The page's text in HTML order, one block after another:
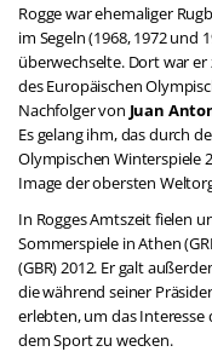
Rogge war ehemaliger
im Segeln (1968, 1972 und
überwechselte. Dort war
des Europäischen
Nachfolger von Juan
Es gelang ihm, das durch
Olympischen Winterspiele
Image der obersten
In Rogges Amtszeit fielen
Sommerspiele in Athen
(GBR) 2012. Er galt
die während seiner
erlebten, um das Interesse
dem Sport zu wecken.